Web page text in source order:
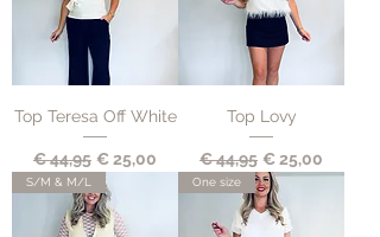
Top Teresa Off White
Normale prijs
€ 44,95 Verkoopprijs
€ 25,00
Top Lovy
Normale prijs
€ 44,95 Verkoopprijs
€ 25,00
S/M & M/L One size